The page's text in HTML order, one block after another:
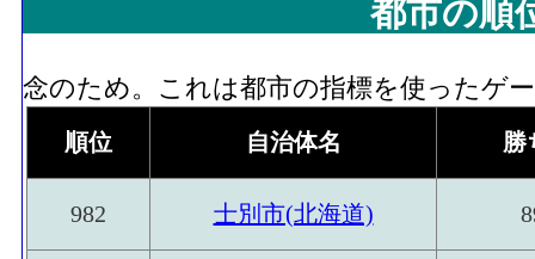
都市の順
念のため。これは都市の指標を使ったゲ
順位 自治体名 勝
982 士別市(北海道)